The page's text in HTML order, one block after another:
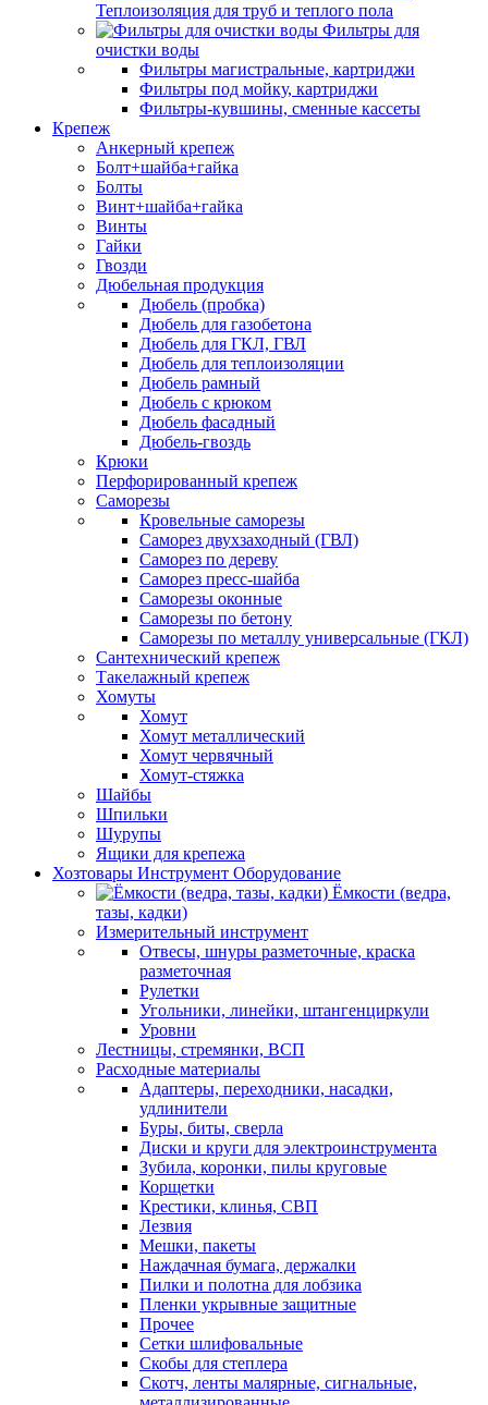
Теплоизоляция для труб и теплого пола
Фильтры для
очистки воды
Фильтры магистральные, картриджи
Фильтры под мойку, картриджи
Фильтры-кувшины, сменные кассеты
Крепеж
Анкерный крепеж
Болт+шайба+гайка
Болты
Винт+шайба+гайка
Винты
Гайки
Гвозди
Дюбельная продукция
Дюбель (пробка)
Дюбель для газобетона
Дюбель для ГКЛ, ГВЛ
Дюбель для теплоизоляции
Дюбель рамный
Дюбель с крюком
Дюбель фасадный
Дюбель-гвоздь
Крюки
Перфорированный крепеж
Саморезы
Кровельные саморезы
Саморез двухзаходный (ГВЛ)
Саморез по дереву
Саморез пресс-шайба
Саморезы оконные
Саморезы по бетону
Саморезы по металлу универсальные (ГКЛ)
Сантехнический крепеж
Такелажный крепеж
Хомуты
Хомут
Хомут металлический
Хомут червячный
Хомут-стяжка
Шайбы
Шпильки
Шурупы
Ящики для крепежа
Хозтовары Инструмент Оборудование
Ёмкости (ведра,
тазы, кадки)
Измерительный инструмент
Отвесы, шнуры разметочные, краска
разметочная
Рулетки
Угольники, линейки, штангенциркули
Уровни
Лестницы, стремянки, ВСП
Расходные материалы
Адаптеры, переходники, насадки,
удлинители
Буры, биты, сверла
Диски и круги для электроинструмента
Зубила, коронки, пилы круговые
Корщетки
Крестики, клинья, СВП
Лезвия
Мешки, пакеты
Наждачная бумага, держалки
Пилки и полотна для лобзика
Пленки укрывные защитные
Прочее
Сетки шлифовальные
Скобы для степлера
Скотч, ленты малярные, сигнальные,